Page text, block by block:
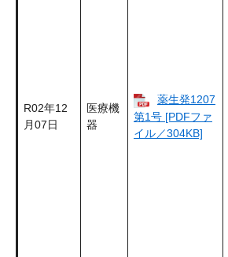
R02年12
月07日
医療機
器
薬生発1207
第1号 [PDFファ
イル／304KB]